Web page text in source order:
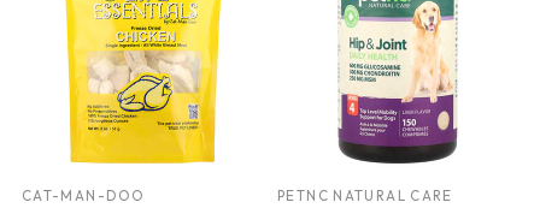
CAT-MAN-DOO PETNC NATURAL CARE